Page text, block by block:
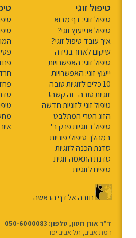
טיפול זוגי
טיפול זוגי: דף מבוא
טיפול או ייעוץ זוגי?
איך עובד טיפול זוגי?
שיקום לאחר בגידה
טיפול זוגי: האפשרויות
ייעוץ זוגי: האפשרויות
10 כלים לזוגיות טובה
זוגיות טובה -זה קשה!
טיפול זוגי לזוגיות חדשה
הזוג הטרי המתלבט
טיפול בזוגיות פרק ב'
במהלך טיפולי פוריות
סדנת הכנה לזוגיות
סדנת התאמה זוגית
טיפים לזוגיות
חזרה אל דף הראשה
ד"ר אורן חסון, טלפון: 050-6000083
רמת אביב, תל אביב יפו